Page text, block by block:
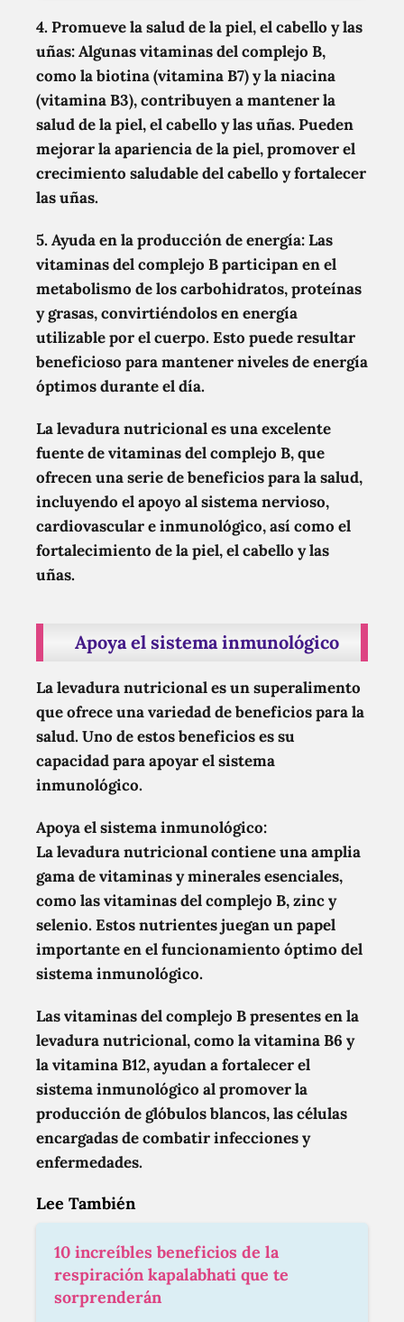
4. Promueve la salud de la piel, el cabello y las
uñas:Algunas vitaminas del complejo B,
como la biotina (vitamina B7) y la niacina
(vitamina B3), contribuyen a mantener la
salud de la piel, el cabello y las uñas. Pueden
mejorar la apariencia de la piel, promover el
crecimiento saludable del cabello y fortalecer
las uñas.
5. Ayuda en la producción de energía:Las
vitaminas del complejo B participan en el
metabolismo de los carbohidratos, proteínas
y grasas, convirtiéndolos en energía
utilizable por el cuerpo. Esto puede resultar
beneficioso para mantener niveles de energía
óptimos durante el día.
La levadura nutricional es una excelente
fuente de vitaminas del complejo B, que
ofrecen una serie de beneficios para la salud,
incluyendo el apoyo al sistema nervioso,
cardiovascular e inmunológico, así como el
fortalecimiento de la piel, el cabello y las
uñas.
Apoya el sistema inmunológico
La levadura nutricional es un superalimento
que ofrece una variedad de beneficios para la
salud. Uno de estos beneficios es su
capacidad para apoyar el sistema
inmunológico.
Apoya el sistema inmunológico:
La levadura nutricional contiene una amplia
gama de vitaminas y minerales esenciales,
como las vitaminas del complejo B, zinc y
selenio. Estos nutrientes juegan un papel
importante en el funcionamiento óptimo del
sistema inmunológico.
Las vitaminas del complejo B presentes en la
levadura nutricional, como la vitamina B6 y
la vitamina B12, ayudan a fortalecer el
sistema inmunológico al promover la
producción de glóbulos blancos, las células
encargadas de combatir infecciones y
enfermedades.
Lee También
10 increíbles beneficios de la
respiración kapalabhati que te
sorprenderán